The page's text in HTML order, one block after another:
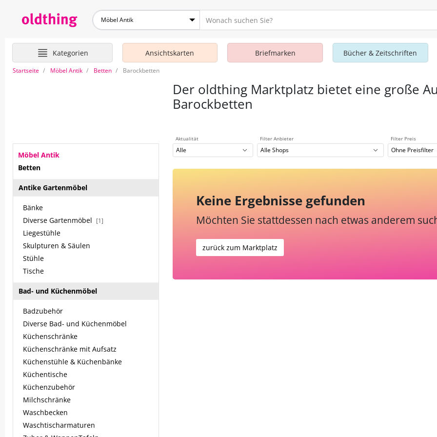
Möbel Antik
Kategorien Ansichtskarten Briefmarken Bücher & Zeitschriften
Startseite Möbel Antik Betten Barockbetten
Der oldthing Marktplatz bietet eine große
Barockbetten
Möbel Antik
Betten
Antike Gartenmöbel
Bänke
Diverse Gartenmöbel
[1]
Liegestühle
Skulpturen & Säulen
Stühle
Tische
Bad- und Küchenmöbel
Badzubehör
Diverse Bad- und Küchenmöbel
Küchenschränke
Küchenschränke mit Aufsatz
Küchenstühle & Küchenbänke
Küchentische
Küchenzubehör
Milchschränke
Waschbecken
Waschtischarmaturen
Aktualität
Alle
Filter Anbieter
Alle Shops
Filter Preis
Ohne Preisfilter
Keine Ergebnisse gefunden
Möchten Sie stattdessen nach etwas anderem
zurück zum Marktplatz